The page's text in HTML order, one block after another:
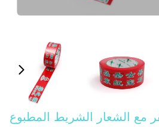
مع الشعار الشريط المطبوع